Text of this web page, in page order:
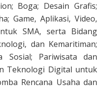
Boga; Desain Grafis;
Game, Aplikasi, Video,
SMA, serta Bidang
dan Kemaritiman;
Sosial; Pariwisata dan
Teknologi Digital untuk
Rencana Usaha dan